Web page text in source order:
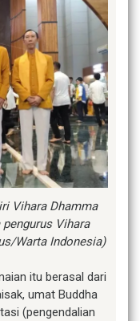
Vihara Dhamma
pengurus Vihara
Warta Indonesia)
itu berasal dari
umat Buddha
(pengendalian